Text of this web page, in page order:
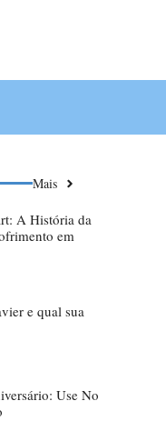
Mais
A História da
em
e qual sua
Use No